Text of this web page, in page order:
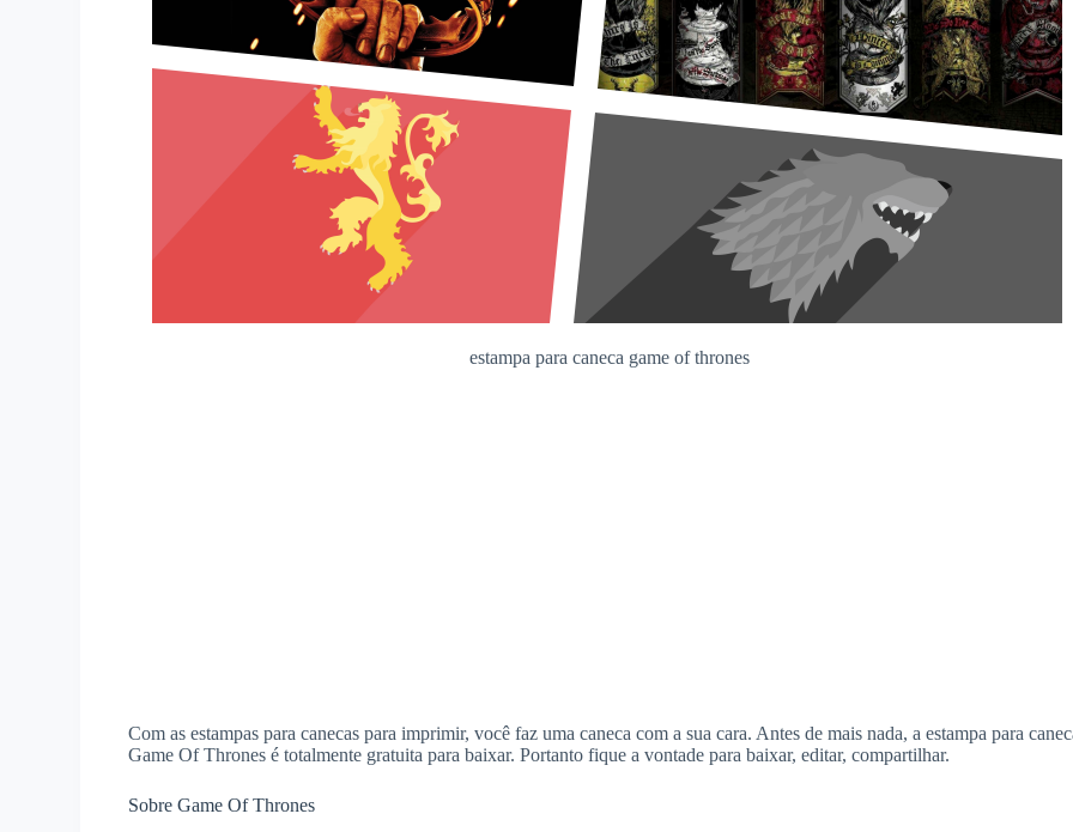
estampa para caneca game of thrones
Com as estampas para canecas para imprimir, você faz uma caneca com a sua cara. Antes de mais nada, a estampa para
Game Of Thrones é totalmente gratuita para baixar. Portanto fique a vontade para baixar, editar, compartilhar.
Sobre Game Of Thrones